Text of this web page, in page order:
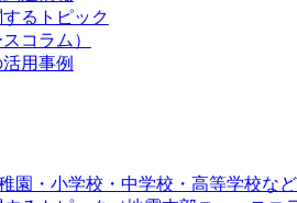
るトピック
コラム）
用事例
園・小学校・中学校・高等学校な